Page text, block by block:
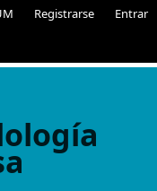
Registrarse Entrar